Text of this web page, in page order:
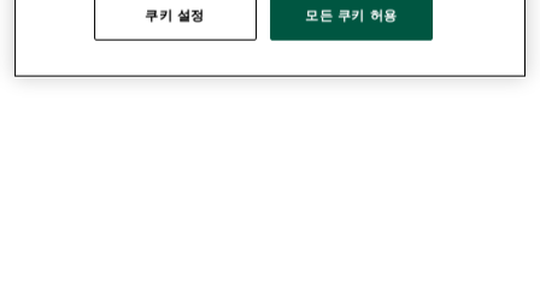
●●●
쿠키 설정 모든 쿠키 허용